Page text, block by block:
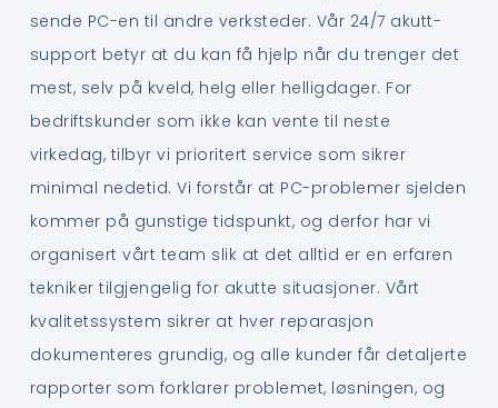
sende PC-en til andre verksteder. Vår 24/7 akutt-
support betyr at du kan få hjelp når du trenger det
mest, selv på kveld, helg eller helligdager. For
bedriftskunder som ikke kan vente til neste
virkedag, tilbyr vi prioritert service som sikrer
minimal nedetid. Vi forstår at PC-problemer sjelden
kommer på gunstige tidspunkt, og derfor har vi
organisert vårt team slik at det alltid er en erfaren
tekniker tilgjengelig for akutte situasjoner. Vårt
kvalitetssystem sikrer at hver reparasjon
dokumenteres grundig, og alle kunder får detaljerte
rapporter som forklarer problemet, løsningen, og